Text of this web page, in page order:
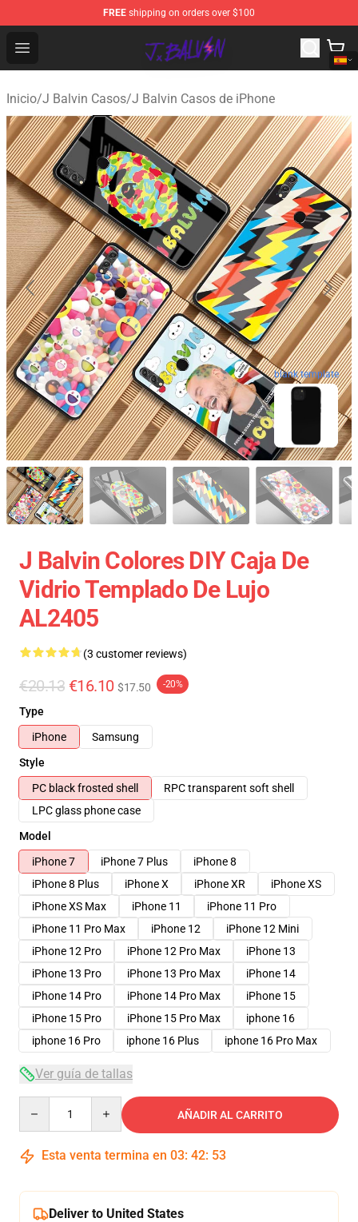
FREE shipping on orders over $100
Open menu
J Balvin Store - Official J Balvin Merchandise Shop
Inicio/J Balvin Casos/J Balvin Casos de iPhone
blank template
J Balvin Colores DIY Caja De
Vidrio Templado De Lujo
AL2405
(3 customer reviews)
€20.13 €16.10 $17.50 -20%
Type
iPhone
Samsung
Style
PC black frosted shell
RPC transparent soft shell
LPC glass phone case
Model
iPhone 7
iPhone 7 Plus
iPhone 8
iPhone 8 Plus
iPhone X iPhone XR
iPhone XS
iPhone XS Max
iPhone 11
iPhone 11 Pro
iPhone 11 Pro Max
iPhone 12
iPhone 12 Mini
iPhone 12 Pro
iPhone 12 Pro Max
iPhone 13
iPhone 13 Pro
iPhone 13 Pro Max
iPhone 14
iPhone 14 Pro
iPhone 14 Pro Max
iPhone 15
iPhone 15 Pro
iPhone 15 Pro Max
iphone 16
iphone 16 Pro
iphone 16 Plus iphone 16 Pro Max
Ver guía de tallas
AÑADIR AL CARRITO
Esta venta termina en 03: 42: 53
Deliver to United States